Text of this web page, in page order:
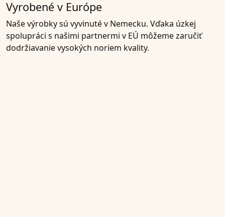
Vyrobené v Európe
Naše výrobky sú vyvinuté v Nemecku. Vďaka úzkej
spolupráci s našimi partnermi v EÚ môžeme zaručiť
dodržiavanie vysokých noriem kvality.